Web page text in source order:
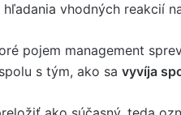
vhodných reakcií
pojem management
s tým, ako sa vyvíja